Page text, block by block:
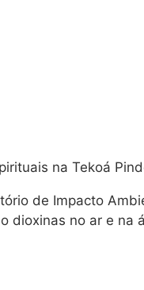
na Tekoá
de Impacto
dioxinas no ar e na